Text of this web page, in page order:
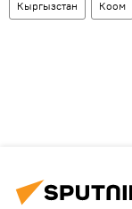
Кыргызстан Коом